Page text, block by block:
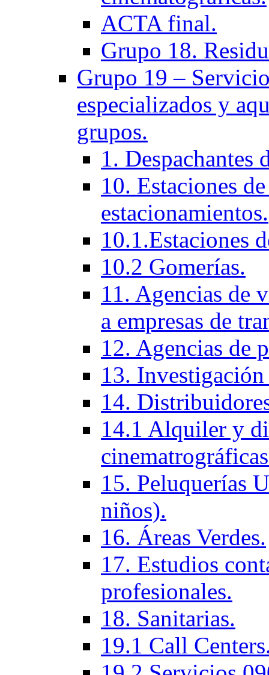
ACTA final.
Grupo 18.
Grupo 19 –
especializados y
grupos.
1. Despachantes
10. Estaciones
estacionamientos.
10.1.Estaciones
10.2 Gomerías.
11. Agencias de
a empresas de
12. Agencias de
13.
14.
14.1 Alquiler y
15. Peluquerí­as
niños).
16. Áreas Verdes.
17. Estudios
profesionales.
18. Sanitarias.
19.1 Call